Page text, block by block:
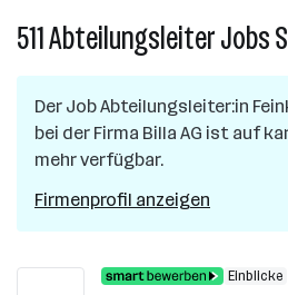
511AbteilungsleiterJobs
Der JobAbteilungsleiter:in
bei der Firma Billa AG ist auf
mehr verfügbar.
Firmenprofil anzeigen
Einblicke